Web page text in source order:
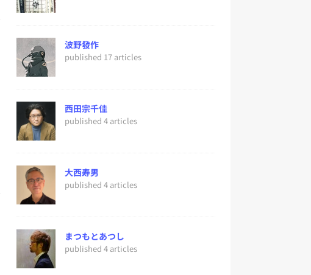
波野發作
published 17 articles
西田宗千佳
published 4 articles
大西寿男
published 4 articles
まつもとあつし
published 4 articles